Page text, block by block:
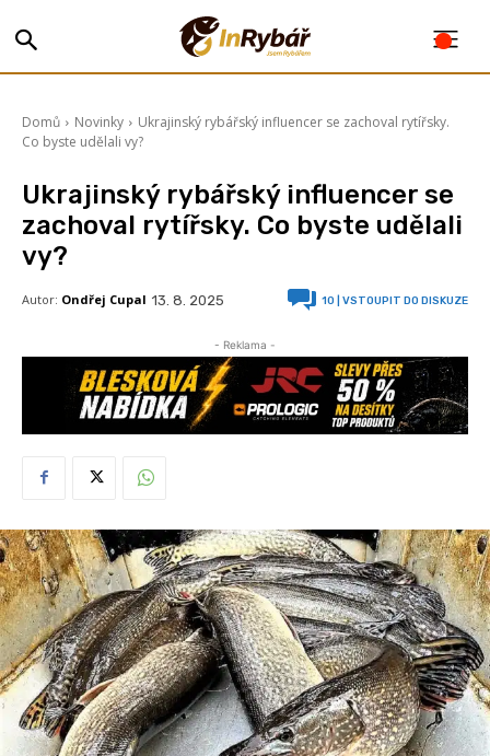
Domů Novinky
Ukrajinský rybářský influencer se zachoval rytířsky.
Co byste udělali vy?
Ukrajinský rybářský influencer se
zachoval rytířsky. Co byste udělali
vy?
Autor: Ondřej Cupal 13. 8. 2025 10 | VSTOUPIT DO DISKUZE
- Reklama -